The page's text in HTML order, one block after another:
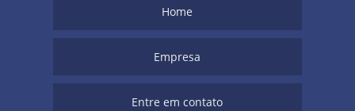
Home
Empresa
Entre em contato